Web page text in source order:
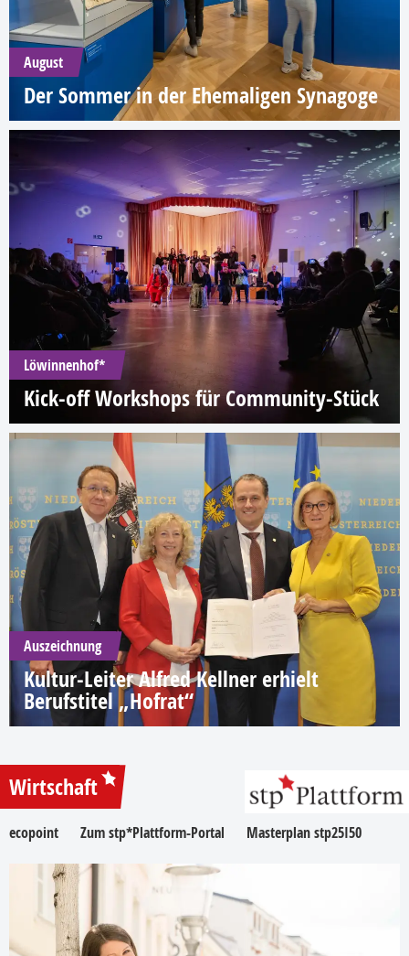
August
Der Sommer in der Ehemaligen Synagoge
Löwinnenhof*
Kick-off Workshops für Community-Stück
Auszeichnung
Kultur-Leiter Alfred Kellner erhielt
Berufstitel „Hofrat“
Wirtschaft
ecopoint Zum stp*Plattform-Portal Masterplan stp25I50